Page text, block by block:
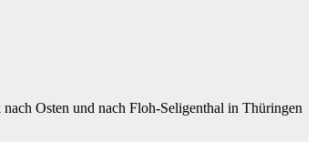
Osten und nach Floh-Seligenthal in Thüringen